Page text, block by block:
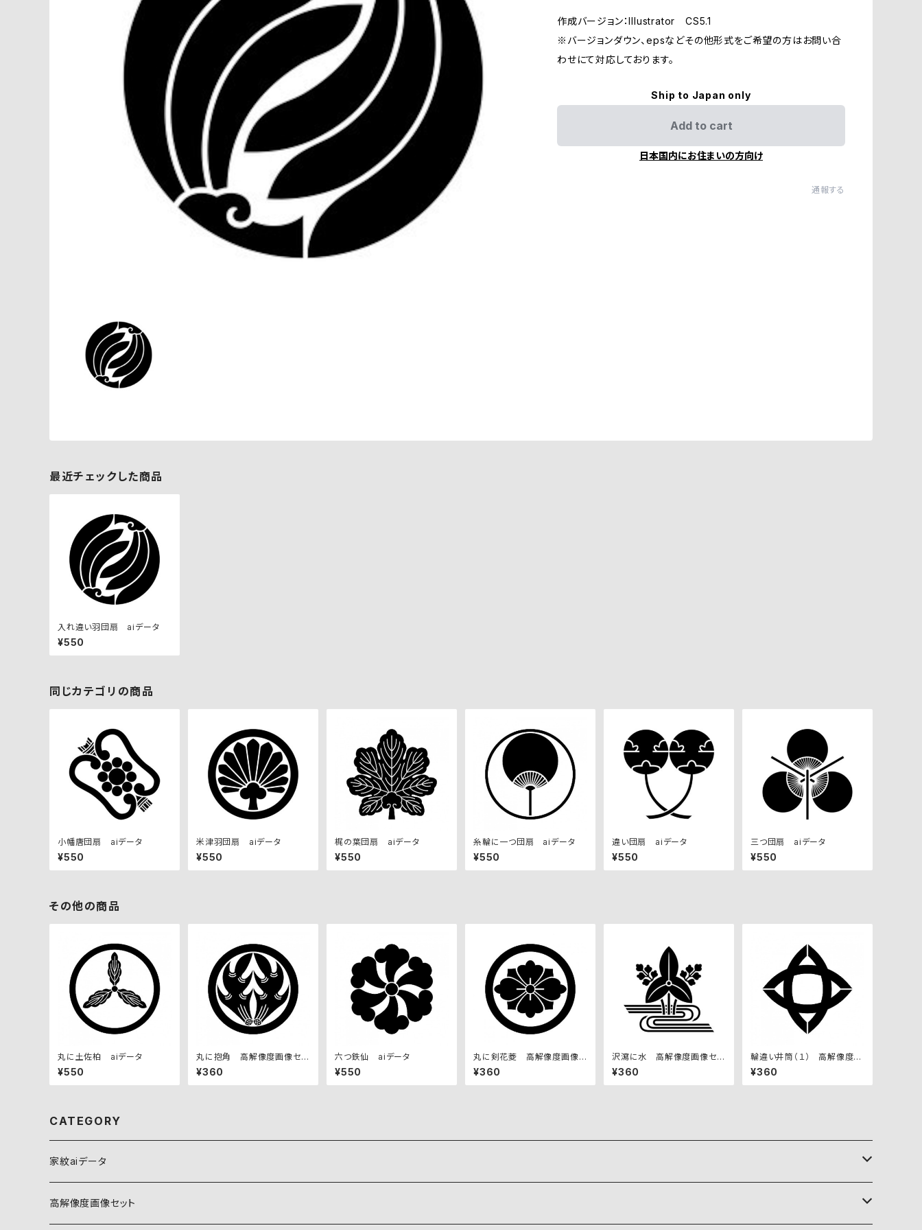
作成バージョン：Illustrator CS5.1
※バージョンダウン、epsなどその他形式をご希望の方はお問い合
わせにて対応しております。
Ship to Japan only
Add to cart
日本国内にお住まいの方向け
通報する
最近チェックした商品
入れ違い羽団扇 aiデータ
¥550
同じカテゴリの商品
小幡唐団扇 aiデータ
¥550
米津羽団扇 aiデータ
¥550
梶の葉団扇 aiデータ
¥550
糸輪に一つ団扇 aiデータ
¥550
違い団扇 aiデータ
¥550
三つ団扇 aiデータ
¥550
その他の商品
丸に土佐柏 aiデータ
¥550
丸に抱角 高解像度画像セッ
ト
¥360
六つ鉄仙 aiデータ
¥550
丸に剣花菱 高解像度画像セ
ット
¥360
沢瀉に水 高解像度画像セッ
ト
¥360
輪違い井筒（１） 高解像度画
像セット
¥360
CATEGORY
家紋aiデータ
自然紋
高解像度画像セット